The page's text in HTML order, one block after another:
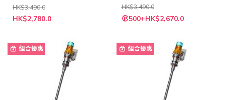
HK$3,490.0
特
殊
HK$2,780.0
HK$3,490.0
特
殊 500+HK$2,670.0
組合優惠 組合優惠